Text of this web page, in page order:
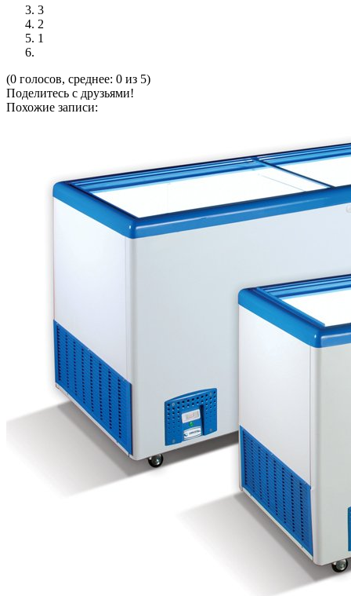
3
2
1
(0 голосов, среднее: 0 из 5)
Поделитесь с друзьями!
Похожие записи: